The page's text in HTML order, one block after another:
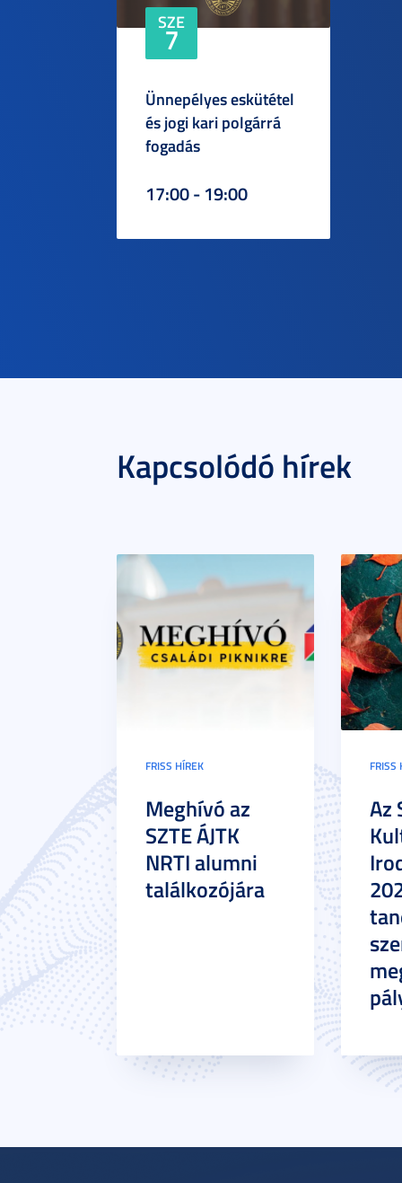
SZE
7
Ünnepélyes eskütétel
és jogi kari polgárrá
fogadás
17:00 - 19:00
Kapcsolódó hírek
FRISS HÍREK
Meghívó az
SZTE ÁJTK
NRTI alumni
találkozójára
FRISS
Az